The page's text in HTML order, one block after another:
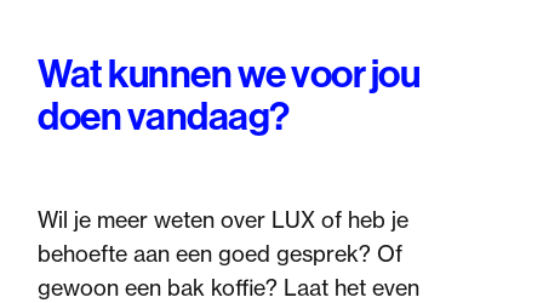
Wat kunnen we voor jou
doen vandaag?
Wil je meer weten over LUX of heb je
behoefte aan een goed gesprek? Of
gewoon een bak koffie? Laat het even